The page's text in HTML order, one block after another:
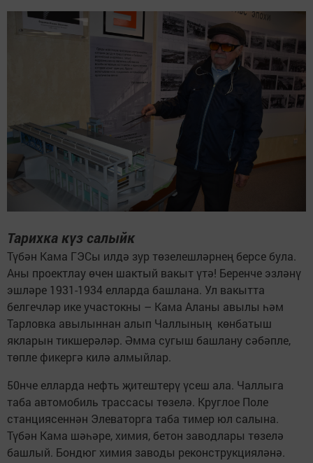
Тарихка күз салыйк
Түбән Кама ГЭСы илдә зур төзелешләрнең берсе була.
Аны проектлау өчен шактый вакыт үтә! Беренче эзләнү
эшләре 1931-1934 елларда башлана. Ул вакытта
белгечләр ике участокны – Кама Аланы авылы һәм
Тарловка авылыннан алып Чаллының көнбатыш
якларын тикшерәләр. Әмма сугыш башлану сәбәпле,
төпле фикергә килә алмыйлар.
50нче елларда нефть җитештерү үсеш ала. Чаллыга
таба автомобиль трассаcы төзелә. Круглое Поле
станциясеннән Элеваторга таба тимер юл салына.
Түбән Кама шәһәре, химия, бетон заводлары төзелә
башлый. Бондюг химия заводы реконструкцияләнә.